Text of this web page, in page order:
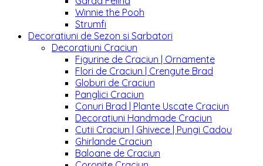
Winnie the Pooh
Strumfi
Decoratiuni de Sezon si Sarbatori
Decoratiuni Craciun
Figurine de Craciun | Ornamente
Flori de Craciun | Crengute Brad
Globuri de Craciun
Panglici Craciun
Conuri Brad | Plante Uscate Craciun
Decoratiuni Handmade Craciun
Cutii Craciun | Ghivece | Pungi Cadou
Ghirlande Craciun
Baloane de Craciun